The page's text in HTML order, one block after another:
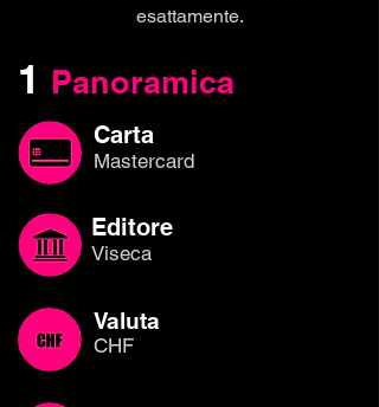
esattamente.
1 Panoramica
Carta
Mastercard
Editore
Viseca
Valuta
CHF